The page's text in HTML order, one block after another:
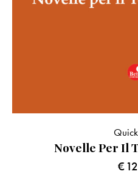
Novelle Per Il
€